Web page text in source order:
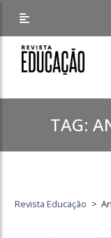
TAG:
Revista Educação >